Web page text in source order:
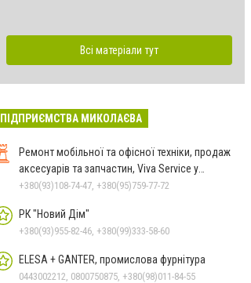
Всі матеріали тут
ПІДПРИЄМСТВА МИКОЛАЄВА
Ремонт мобільної та офісної техніки, продаж
аксесуарів та запчастин, Viva Service у
Миколаєві
+380(93)108-74-47, +380(95)759-77-72
РК "Новий Дім"
+380(93)955-82-46, +380(99)333-58-60
ELESA + GANTER, промислова фурнітура
0443002212, 0800750875, +380(98)011-84-55